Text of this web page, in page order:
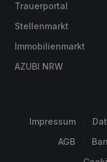
Trauerportal
Stellenmarkt
Immobilienmarkt
AZUBI NRW
Impressum
AGB